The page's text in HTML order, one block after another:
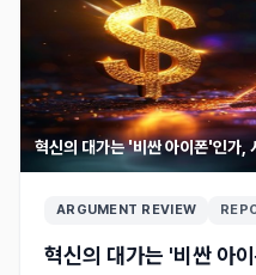
혁신의 대가는 '비싼 아이폰'인가,
ARGUMENT REVIEW
혁신의 대가는 '비싼 아